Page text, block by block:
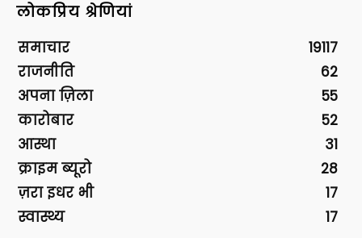
लोकप्रिय श्रेणियां
समाचार
19117
राजनीति
62
अपना ज़िला
55
कारोबार
52
आस्था
31
क्राइम ब्यूरो
28
ज़रा इधर भी
17
स्वास्थ्य
17